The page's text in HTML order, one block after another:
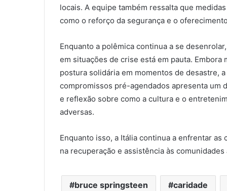
locais. A equipe também ressalta que
como o reforço da segurança e o
Enquanto a polêmica continua a se
em situações de crise está em pauta.
postura solidária em momentos de desastre,
compromissos pré-agendados apresenta um
e reflexão sobre como a cultura e o
adversas.
Enquanto isso, a Itália continua a enfrentar
na recuperação e assistência às
bruce springsteen caridade